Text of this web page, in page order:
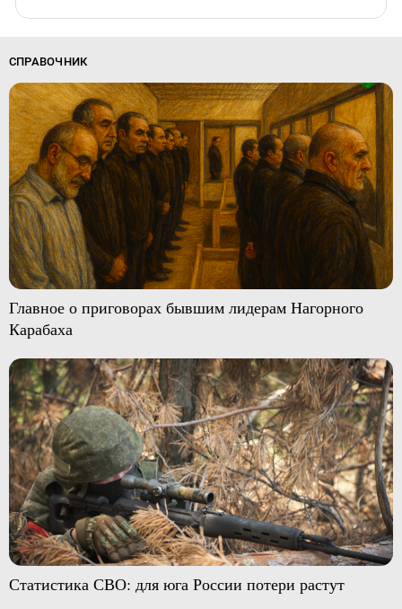
СПРАВОЧНИК
Главное о приговорах бывшим лидерам Нагорного
Карабаха
Статистика СВО: для юга России потери растут